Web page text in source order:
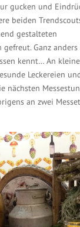
gucken und
beiden
gestalteten
Ganz anders
kennt… An
Leckereien
nächsten
an zwei